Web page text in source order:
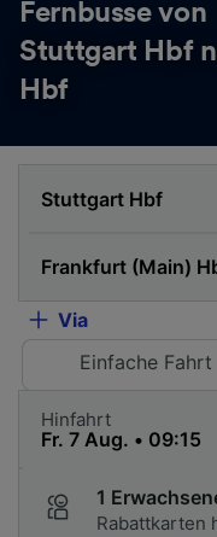
Fernbusse von
Stuttgart Hbf
Hbf
Via
Einfache Fahrt
Hinfahrt
1
Rabattkarten